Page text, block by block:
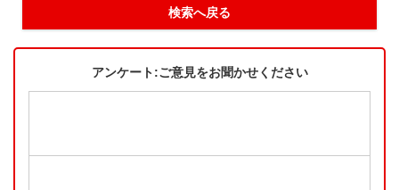
検索へ戻る
アンケート:ご意見をお聞かせください